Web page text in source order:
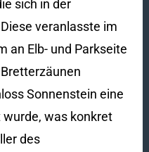
sich in der
veranlasste im
an Elb- und Parkseite
Sonnenstein eine
was konkret
des